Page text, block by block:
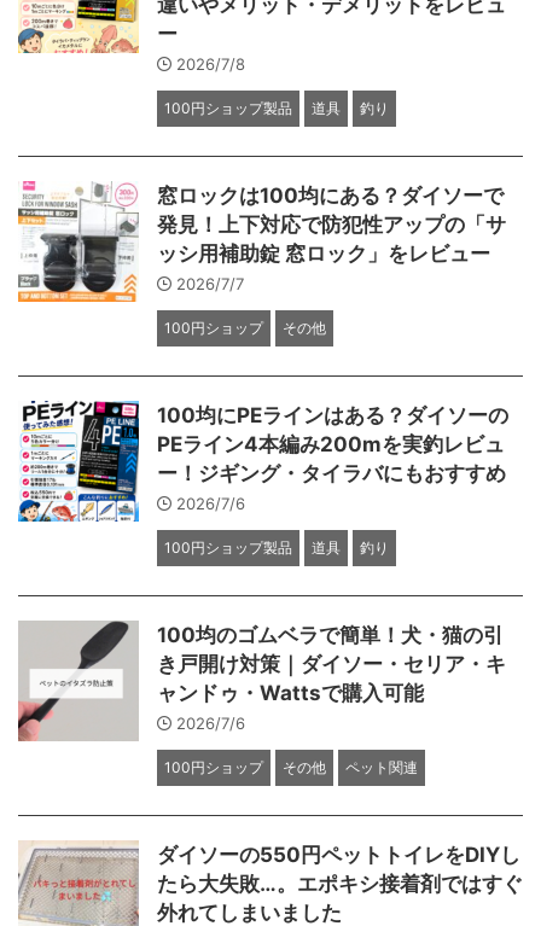
違いやメリット・デメリットをレビュ
ー
2026/7/8
100円ショップ製品 道具 釣り
窓ロックは100均にある？ダイソーで
発見！上下対応で防犯性アップの「サ
ッシ用補助錠 窓ロック」をレビュー
2026/7/7
100円ショップ その他
100均にPEラインはある？ダイソーの
PEライン4本編み200mを実釣レビュ
ー！ジギング・タイラバにもおすすめ
2026/7/6
100円ショップ製品 道具 釣り
100均のゴムベラで簡単！犬・猫の引
き戸開け対策｜ダイソー・セリア・キ
ャンドゥ・Wattsで購入可能
2026/7/6
100円ショップ その他 ペット関連
ダイソーの550円ペットトイレをDIYし
たら大失敗…。エポキシ接着剤ではすぐ
外れてしまいました